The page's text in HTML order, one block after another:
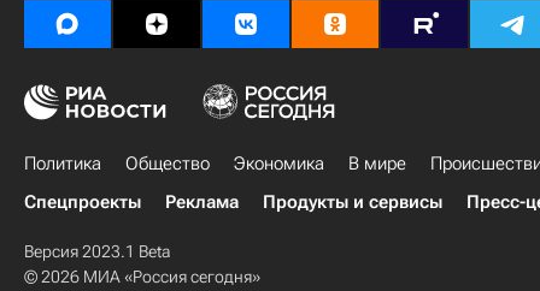
Политика Общество Экономика В мире
Спецпроекты
Реклама Продукты и сервисы Пресс-
Версия 2023.1 Beta
© 2026 МИА «Россия сегодня»